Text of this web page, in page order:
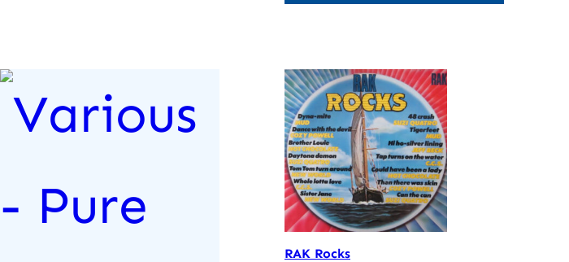
RAK Rocks